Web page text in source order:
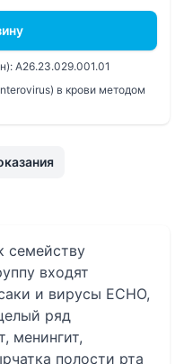
семейству
входят
и вирусы ECHO,
ряд
менингит,
полости рта
A26.23.029.001.01
в крови методом